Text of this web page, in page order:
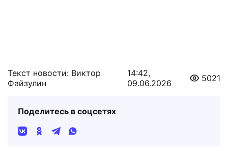
Текст новости: Виктор
Файзулин
14:42,
09.06.2026
5021
Поделитесь в соцсетях